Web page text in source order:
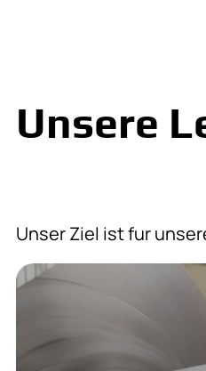
Unsere
Unser Ziel ist fur